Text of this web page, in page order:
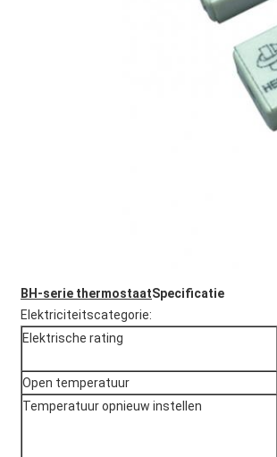
BH-serie thermostaatSpecificatie
Elektriciteitscategorie:
Elektrische rating
Open temperatuur
Temperatuur opnieuw instellen